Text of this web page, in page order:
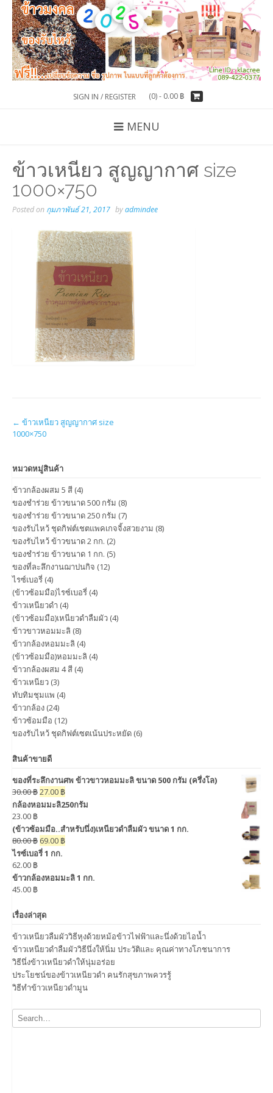
SIGN IN / REGISTER (0) - 0.00 ฿
MENU
ข้าวเหนียว สูญญากาศ size
1000×750
Posted on กุมภาพันธ์ 21, 2017 byadmindee
Post
← ข้าวเหนียว สูญญากาศ size
1000×750
หมวดหมู่สินค้า
ข้าวกล้องผสม 5 สี (4)
ของชำร่วย ข้าวขนาด 500 กรัม (8)
ของชำร่วย ข้าวขนาด 250 กรัม (7)
ของรับไหว้ ชุดกิฟต์เชตแพคเกจจิ้งสวยงาม (8)
ของรับไหว้ ข้าวขนาด 2 กก. (2)
ของชำร่วย ข้าวขนาด 1 กก. (5)
ของที่ละลึกงานฌาปนกิจ (12)
ไรซ์เบอรี่ (4)
(ข้าวซ้อมมือ)ไรซ์เบอรี่ (4)
ข้าวเหนียวดำ (4)
(ข้าวซ้อมมือ)เหนียวดำลืมผัว (4)
ข้าวขาวหอมมะลิ (8)
ข้าวกล้องหอมมะลิ (4)
(ข้าวซ้อมมือ)หอมมะลิ (4)
ข้าวกล้องผสม 4 สี (4)
ข้าวเหนียว (3)
ทับทิมชุมแพ (4)
ข้าวกล้อง (24)
ข้าวซ้อมมือ (12)
ของรับไหว้ ชุดกิฟต์เซตเน้นประหยัด (6)
สินค้าขายดี
ของที่ระลึกงานศพ ข้าวขาวหอมมะลิ ขนาด 500 กรัม (ครึ่งโล)
30.00฿27.00 ฿
กล้องหอมมะลิ250กรัม
23.00 ฿
(ข้าวซ้อมมือ..สำหรับนึ่ง)เหนียวดำลืมผัว ขนาด 1 กก.
80.00฿ 69.00 ฿
ไรซ์เบอรี่ 1 กก.
62.00 ฿
ข้าวกล้องหอมมะลิ 1 กก.
45.00 ฿
เรื่องล่าสุด
ข้าวเหนียวลืมผัววิธีหุงด้วยหม้อข้าวไฟฟ้าและนึ่งด้วยไอน้ำ
ข้าวเหนียวดำลืมผัววิธีนึ่งให้นิ่ม ประวัติและ คุณค่าทางโภชนาการ
วิธีนึ่งข้าวเหนียวดำให้นุ่มอร่อย
ประโยชน์ของข้าวเหนียวดำ คนรักสุขภาพควรรู้
วิธีทำข้าวเหนียวดำมูน